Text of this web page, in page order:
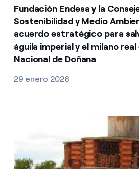
Fundación Endesa y la
Sostenibilidad y Medio
acuerdo estratégico para
águila imperial y el milano real
Nacional de Doñana
29 enero 2026